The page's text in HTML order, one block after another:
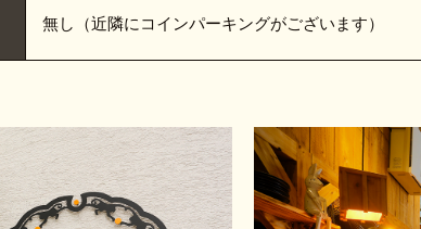
無し（近隣にコインパーキングがございます）